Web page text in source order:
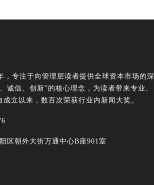
，专注于向管理层读者提供全球资本市场的深
诚信、创新”的核心理念，为读者带来专业、
立以来，数百次荣获行业内新闻大奖。
区朝外大街万通中心B座901室